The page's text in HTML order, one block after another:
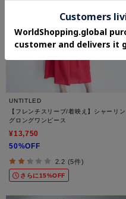
UNTITLED
【フレンチスリーブ/着映え】シャーリン
グロングワンピース
¥13,750
50%OFF
2.2 (5件)
さらに15%OFF